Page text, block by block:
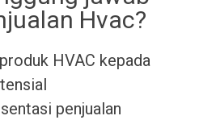
Hvac?
HVAC kepada
penjualan